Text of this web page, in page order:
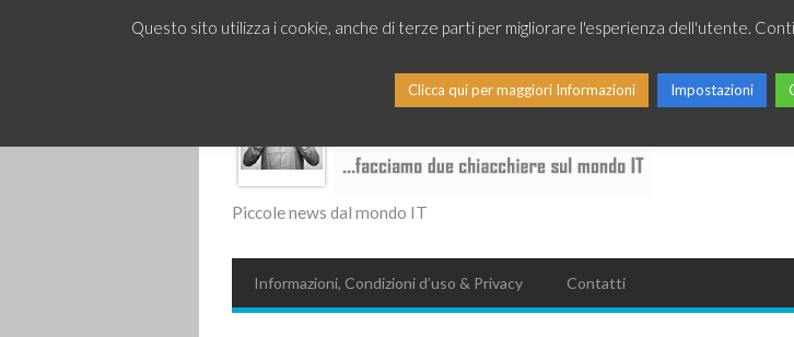
Piccole news dal mondo IT
Informazioni, Condizioni d’uso & Privacy Contatti
Questo sito utilizza i cookie, anche di terze parti per migliorare l'esperienza dell'utente.
Clicca qui per maggiori Informazioni Impostazioni